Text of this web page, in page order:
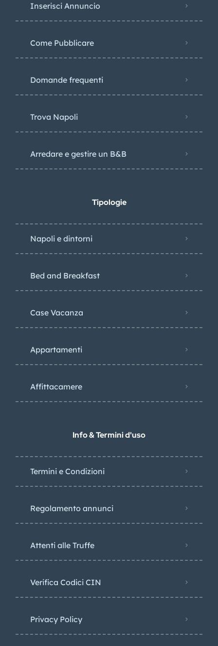
Inserisci Annuncio
Come Pubblicare
Domande frequenti
Trova Napoli
Arredare e gestire un B&B
Tipologie
Napoli e dintorni
Bed and Breakfast
Case Vacanza
Appartamenti
Affittacamere
Info & Termini d'uso
Termini e Condizioni
Regolamento annunci
Attenti alle Truffe
Verifica Codici CIN
Privacy Policy​